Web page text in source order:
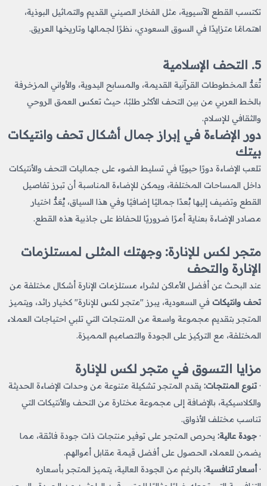
تكتسب القطع الآسيوية، مثل الفخار الصيني القديم والتماثيل البوذية،
اهتمامًا متزايدًا في السوق السعودي، نظرًا لجمالها وتاريخها العريق.
5. التحف الإسلامية
تُعَدُّ المخطوطات القرآنية القديمة، والمسابح اليدوية، والأواني المزخرفة
بالخط العربي من بين التحف الأكثر طلبًا، حيث تعكس العمق الروحي
والثقافي للإسلام.
دور الإضاءة في إبراز جمال أشكال تحف وانتيكات​
بيتك
تلعب الإضاءة دورًا حيويًا في تسليط الضوء على جماليات التحف والأنتيكات
داخل المساحات المختلفة، ويمكن للإضاءة المناسبة أن تبرز تفاصيل
القطع وتضيف إليها بُعدًا جماليًا إضافيًا وفي هذا السياق، يُعَدُّ اختيار
مصادر الإضاءة بعناية أمرًا ضروريًا للحفاظ على جاذبية هذه القطع.
متجر لكس للإنارة: وجهتك المثلى لمستلزمات
الإنارة والتحف
عند البحث عن أفضل الأماكن لشراء مستلزمات الإنارة أشكال مختلفة من
تحف وانتيكات​ في السعودية، يبرز "متجر لكس للإنارة" كخيار رائد، ويتميز
المتجر بتقديم مجموعة واسعة من المنتجات التي تلبي احتياجات العملاء
المختلفة، مع التركيز على الجودة والتصاميم المميزة.
مزايا التسوق في متجر لكس للإنارة
· تنوع المنتجات: يقدم المتجر تشكيلة متنوعة من وحدات الإضاءة الحديثة
والكلاسيكية، بالإضافة إلى مجموعة مختارة من التحف والأنتيكات التي
تناسب مختلف الأذواق.
· جودة عالية: يحرص المتجر على توفير منتجات ذات جودة فائقة، مما
يضمن للعملاء الحصول على أفضل قيمة مقابل أموالهم.
·أسعار تنافسية: بالرغم من الجودة العالية، يتميز المتجر بأسعاره